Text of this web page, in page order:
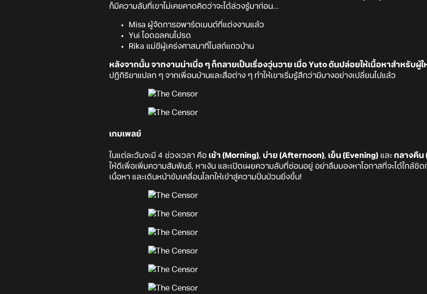
ก็มีความลับที่เขาไม่เคยคาดคิดว่าจะได้ล่วงรู้มาก่อน...
Misa ผู้จัดการอพาร์ตเมนต์ที่แต่งงานแล้ว
Yui ไอดอลคนโปรด
Rika แม่ชีผู้เคร่งศาสนาที่โบสถ์แถวบ้าน
หลังจากนั้น จากงานน่าเบื่อ ๆ ก็กลายเป็นเรื่องวุ่นวาย เมื่อ Yuto ดันปล่อยให้เนื้อหาสำหรับ
ปฏิกิริยาแปลก ๆ จากเพื่อนบ้านและสื่อต่าง ๆ ทำให้เขาเริ่มรู้สึกว่ามีบางอย่างเปลี่ยนไปแล้ว
เกมเพลย์
ในแต่ละวันจะมี 4 ช่วงเวลา คือ เช้า (Morning), บ่าย (Afternoon), เย็น (Evening) และกลางคืน
ให้ดีเพื่อเพิ่มความสัมพันธ์, หาเงิน และเปิดเผยความลับที่ซ่อนอยู่ อย่าลืมมองหาโอกาสที่จะได้ใกล้ชิ
เนื้อหา และเดินหน้าขับเคลื่อนโลกให้เข้าสู่ความปั่นป่วนยิ่งขึ้น!